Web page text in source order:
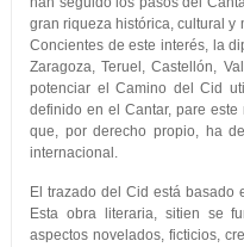
gran riqueza histórica, cultural y
Concientes de este interés, la
Zaragoza, Teruel, Castellón,
potenciar el Camino del Cid
definido en el Cantar, pare
que, por derecho propio, ha
internacional.
El trazado del Cid está basado
Esta obra literaria, sitien se
aspectos novelados, ficticios,